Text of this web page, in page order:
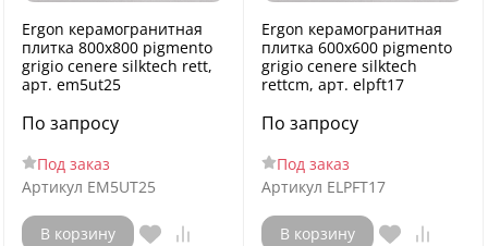
Ergon керамогранитная
плитка 800x800 pigmento
grigio cenere silktech rett,
арт. em5ut25
По запросу
Под заказ
Артикул EM5UT25
В корзину
Ergon керамогранитная
плитка 600x600 pigmento
grigio cenere silktech
rettcm, арт. elpft17
По запросу
Под заказ
Артикул ELPFT17
В корзину